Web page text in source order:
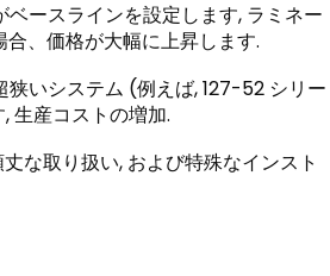
ースラインを設定します, ラミネー
、価格が大幅に上昇します.
いシステム (例えば, 127-52 シリー
生産コストの増加.
な取り扱い, および特殊なインスト